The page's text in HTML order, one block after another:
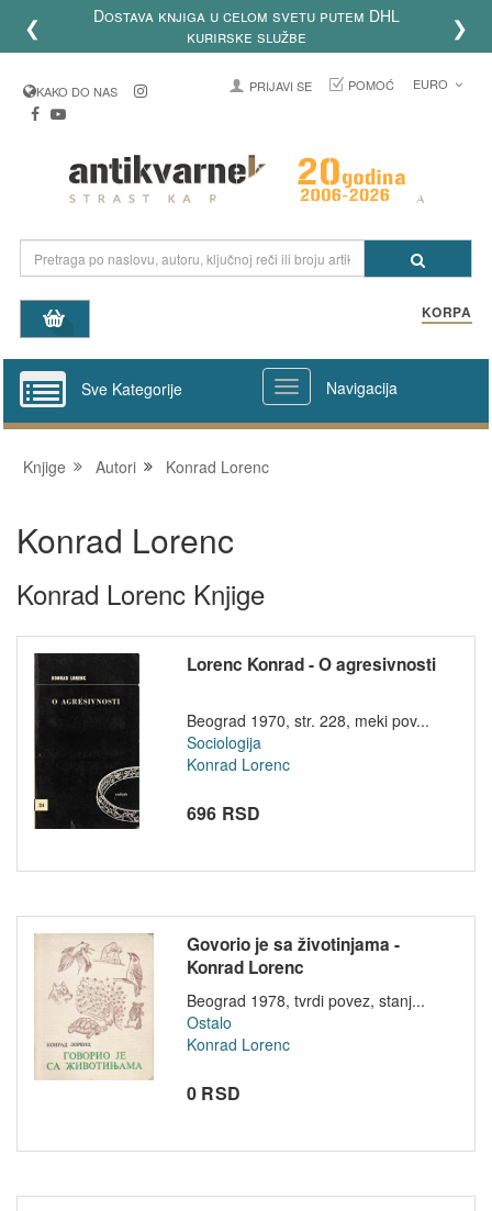
❮
Dostava knjiga u celom svetu putem DHL
kurirske službe
❯
KAKO DO NAS PRIJAVI SE POMOĆ EURO
KORPA
Sve Kategorije Navigacija
Knjige Autori Konrad Lorenc
Konrad Lorenc
Konrad Lorenc Knjige
Lorenc Konrad - O agresivnosti
Beograd 1970, str. 228, meki pov...
Sociologija
Konrad Lorenc
696 RSD
Govorio je sa životinjama -
Konrad Lorenc
Beograd 1978, tvrdi povez, stanj...
Ostalo
Konrad Lorenc
0 RSD